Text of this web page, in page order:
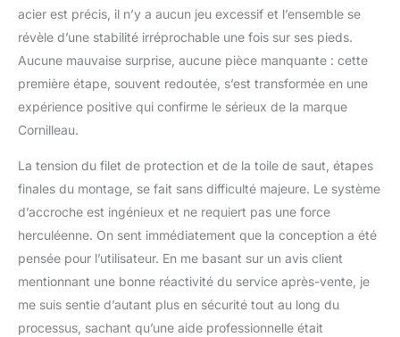
supplémentaires. Haute
Fabriqué avec des
matériaux de haute
qualité, ce trampoline est
conçu pour résister aux
permettant une
Grande surface de saut :
Avec sa grande surface
de saut, ce trampoline
offre amplement
et les acrobaties,
permettant aux
utilisateurs de profiter
acier est précis, il n’y a aucun jeu excessif et l’ensemble se
révèle d’une stabilité irréprochable une fois sur ses pieds.
Aucune mauvaise surprise, aucune pièce manquante : cette
première étape, souvent redoutée, s’est transformée en une
expérience positive qui confirme le sérieux de la marque
Cornilleau.
La tension du filet de protection et de la toile de saut, étapes
finales du montage, se fait sans difficulté majeure. Le système
d’accroche est ingénieux et ne requiert pas une force
herculéenne. On sent immédiatement que la conception a été
pensée pour l’utilisateur. En me basant sur un avis client
mentionnant une bonne réactivité du service après-vente, je
me suis sentie d’autant plus en sécurité tout au long du
processus, sachant qu’une aide professionnelle était